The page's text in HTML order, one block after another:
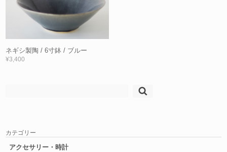
ネギシ製陶 / 6寸鉢 / ブルー
¥3,400
カテゴリー
アクセサリー・時計